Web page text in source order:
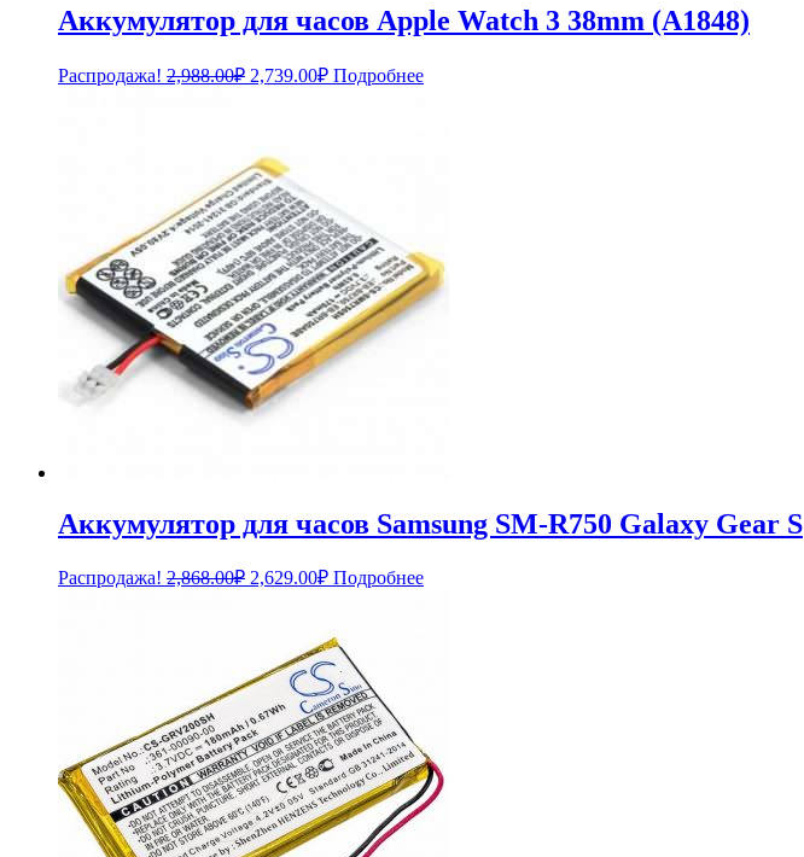
Аккумулятор для часов Apple Watch 3 38mm (A1848)
Распродажа! 2,988.00₽ Первоначальная
2,739.00₽Текущая
цена:
Подробнее
Аккумулятор для часов Samsung SM-R750 Galaxy Gear S
Распродажа! 2,868.00₽ Первоначальная
2,868.00₽.
2,629.00₽Текущая
Подробнее